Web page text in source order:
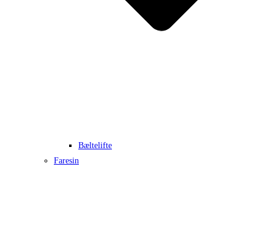
Bæltelifte
Faresin